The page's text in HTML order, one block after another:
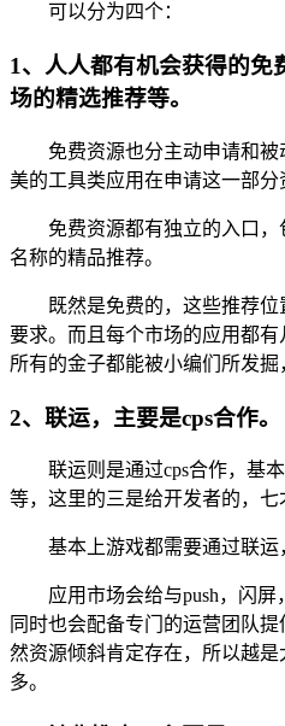
可以分为四个：
1、人人都有机会获得的免
场的精选推荐等。
免费资源也分主动申请和
美的工具类应用在申请这一部分
免费资源都有独立的入口
名称的精品推荐。
既然是免费的，这些推荐
要求。而且每个市场的应用都
所有的金子都能被小编们所发掘
2、联运，主要是cps合作。
联运则是通过cps合作，基
等，这里的三是给开发者的，七
基本上游戏都需要通过联运
应用市场会给与push，闪屏
同时也会配备专门的运营团队
然资源倾斜肯定存在，所以越
多。